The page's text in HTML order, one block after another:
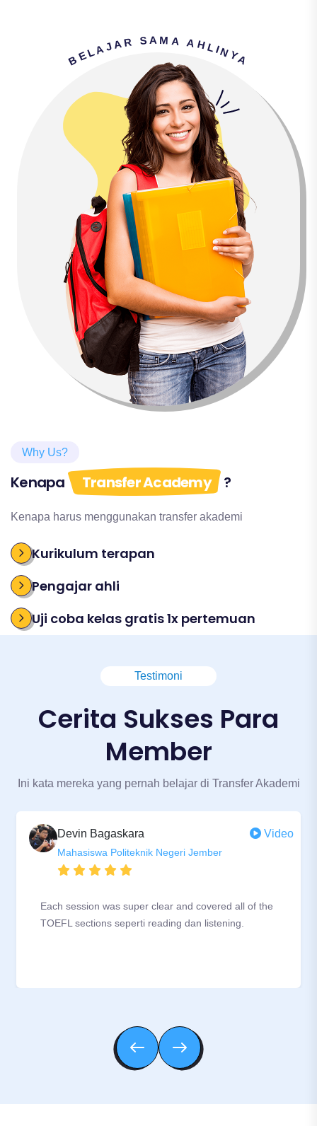
BELAJAR SA M A AHLINYA
Why Us?
Kenapa Transfer Academy ?
Kenapa harus menggunakan transfer akademi
Kurikulum terapan
Pengajar ahli
Uji coba kelas gratis 1x pertemuan
Biaya yang sangat terjangkau
Testimoni
Cerita Sukses Para
Member
Ini kata mereka yang pernah belajar di Transfer Akademi
Devin Bagaskara
Mahasiswa Politeknik Negeri Jember
Video
Each session was super clear and covered all of the
TOEFL sections seperti reading dan listening.